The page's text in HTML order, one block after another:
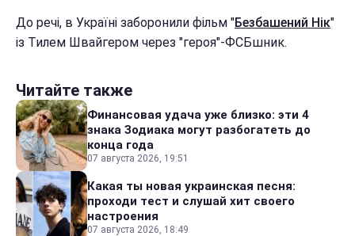
До речі, в Україні заборонили фільм "Безбашений Нік"
із Тилем Швайгером через "героя"-ФСБшник.
Читайте также
Финансовая удача уже близко: эти 4
знака Зодиака могут разбогатеть до
конца года
07 августа 2026, 19:51
Какая ты новая украинская песня:
проходи тест и слушай хит своего
настроения
07 августа 2026, 18:49